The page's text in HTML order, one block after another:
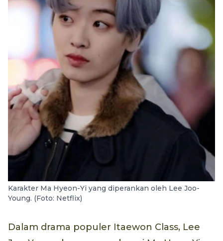
Karakter Ma Hyeon-Yi yang diperankan oleh Lee Joo-
Young. (Foto: Netflix)
Dalam drama populer Itaewon Class, Lee